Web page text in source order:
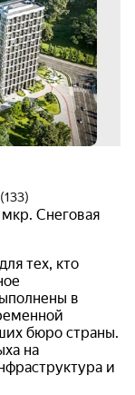
мкр. Снеговая
тех, кто
в
бюро страны.
на
и